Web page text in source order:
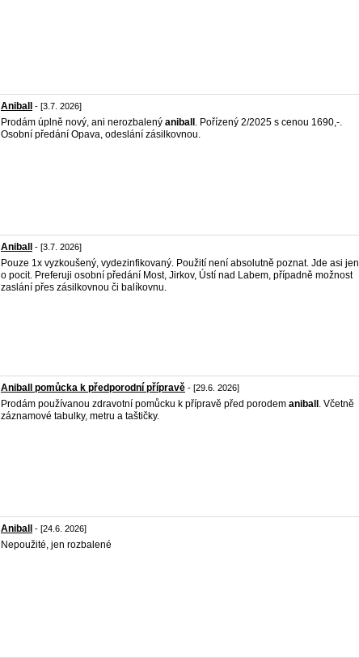
Aniball - [3.7. 2026]
Prodám úplně nový, ani nerozbalený aniball . Pořízený 2/2025 s cenou 1690,-.
Osobní předání Opava, odeslání zásilkovnou.
Aniball - [3.7. 2026]
Pouze 1x vyzkoušený, vydezinfikovaný. Použití není absolutně poznat. Jde asi jen
o pocit. Preferuji osobní předání Most, Jirkov, Ústí nad Labem, případně možnost
zaslání přes zásilkovnou či balíkovnu.
Aniball pomůcka k předporodní přípravě - [29.6. 2026]
Prodám používanou zdravotní pomůcku k přípravě před porodem aniball . Včetně
záznamové tabulky, metru a taštičky.
Aniball - [24.6. 2026]
Nepoužité, jen rozbalené